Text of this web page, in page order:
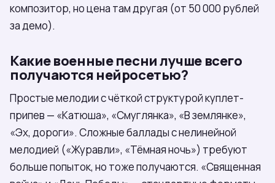
композитор, но цена там другая (от 50 000 рублей
за демо).
Какие военные песни лучше всего
получаются нейросетью?
Простые мелодии с чёткой структурой куплет-
припев — «Катюша», «Смуглянка», «В землянке»,
«Эх, дороги». Сложные баллады с нелинейной
мелодией («Журавли», «Тёмная ночь») требуют
больше попыток, но тоже получаются. «Священная